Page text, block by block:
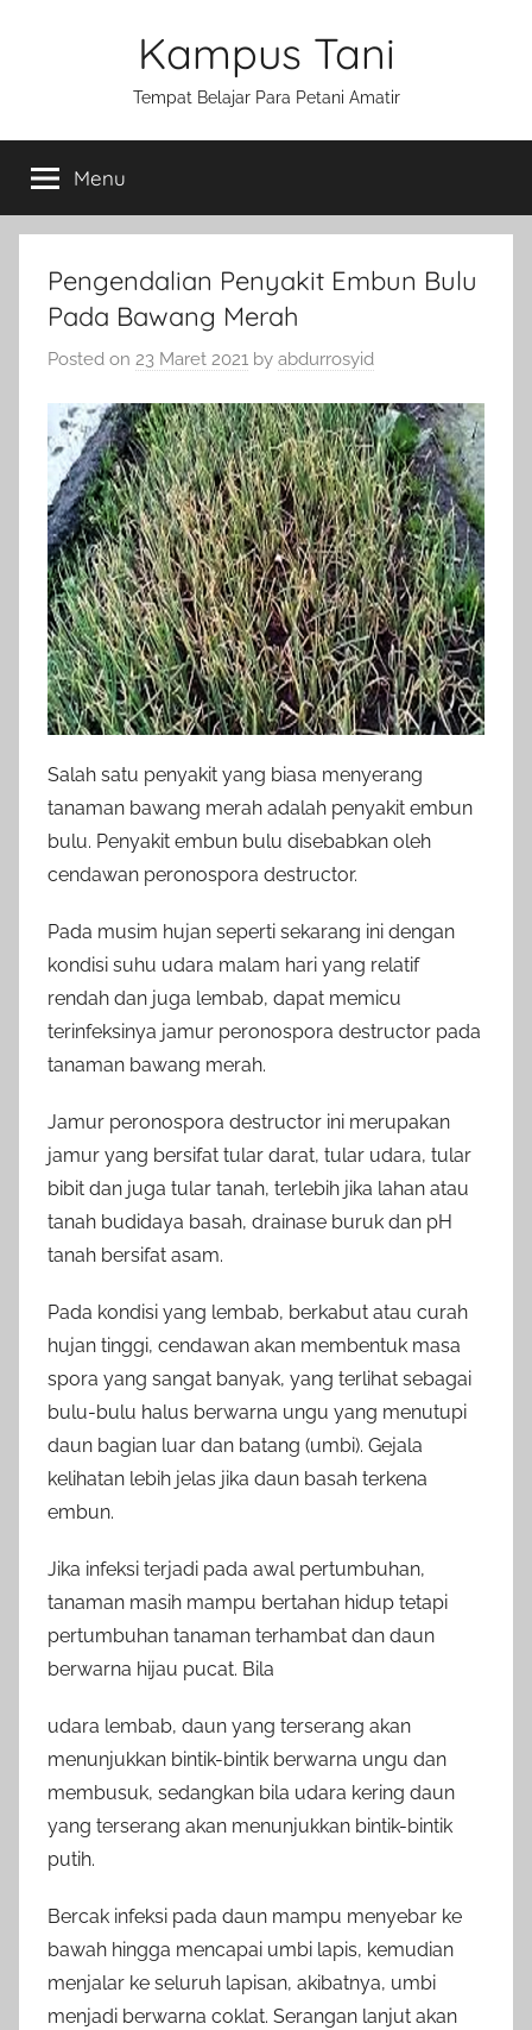
Kampus Tani
Tempat Belajar Para Petani Amatir
Menu
Pengendalian Penyakit Embun Bulu
Pada Bawang Merah
Posted on 23 Maret 2021 by abdurrosyid
Salah satu penyakit yang biasa menyerang
tanaman bawang merah adalah penyakit embun
bulu. Penyakit embun bulu disebabkan oleh
cendawan peronospora destructor.
Pada musim hujan seperti sekarang ini dengan
kondisi suhu udara malam hari yang relatif
rendah dan juga lembab, dapat memicu
terinfeksinya jamur peronospora destructor pada
tanaman bawang merah.
Jamur peronospora destructor ini merupakan
jamur yang bersifat tular darat, tular udara, tular
bibit dan juga tular tanah, terlebih jika lahan atau
tanah budidaya basah, drainase buruk dan pH
tanah bersifat asam.
Pada kondisi yang lembab, berkabut atau curah
hujan tinggi, cendawan akan membentuk masa
spora yang sangat banyak, yang terlihat sebagai
bulu-bulu halus berwarna ungu yang menutupi
daun bagian luar dan batang (umbi). Gejala
kelihatan lebih jelas jika daun basah terkena
embun.
Jika infeksi terjadi pada awal pertumbuhan,
tanaman masih mampu bertahan hidup tetapi
pertumbuhan tanaman terhambat dan daun
berwarna hijau pucat. Bila
udara lembab, daun yang terserang akan
menunjukkan bintik-bintik berwarna ungu dan
membusuk, sedangkan bila udara kering daun
yang terserang akan menunjukkan bintik-bintik
putih.
Bercak infeksi pada daun mampu menyebar ke
bawah hingga mencapai umbi lapis, kemudian
menjalar ke seluruh lapisan, akibatnya, umbi
menjadi berwarna coklat. Serangan lanjut akan